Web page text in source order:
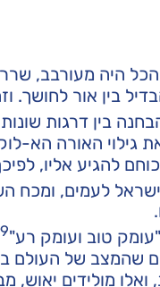
היה מעורבב,
בין אור לחושך.
בין דרגות
גילוי האורה הא-
להגיע אליו,
לעמים, ומכח
טוב ועומק רע"9
שהמצב של העולם
מולידים יאוש,